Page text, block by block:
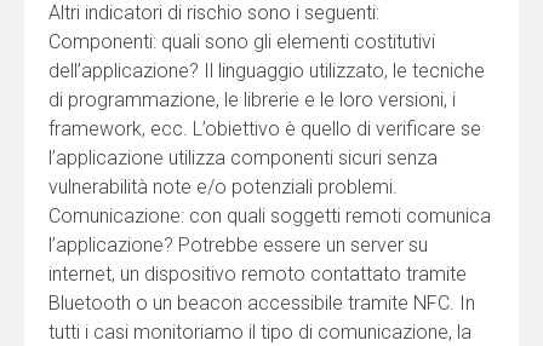
Altri indicatori di rischio sono i seguenti:
Componenti: quali sono gli elementi costitutivi
dell’applicazione? Il linguaggio utilizzato, le tecniche
di programmazione, le librerie e le loro versioni, i
framework, ecc. L’obiettivo è quello di verificare se
l’applicazione utilizza componenti sicuri senza
vulnerabilità note e/o potenziali problemi.
Comunicazione: con quali soggetti remoti comunica
l’applicazione? Potrebbe essere un server su
internet, un dispositivo remoto contattato tramite
Bluetooth o un beacon accessibile tramite NFC. In
tutti i casi monitoriamo il tipo di comunicazione, la